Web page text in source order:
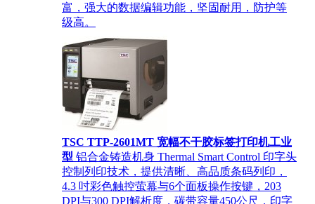
富，强大的数据编辑功能，坚固耐用，防护等
级高。
TSC TTP-2601MT 宽幅不干胶标签打印机工业
型 铝合金铸造机身 Thermal Smart Control 印字头
控制列印技术，提供清晰、高品质条码列印，
4.3 吋彩色触控萤幕与6个面板操作按键，203
DPI与300 DPI解析度，碳带容量450公尺，印字